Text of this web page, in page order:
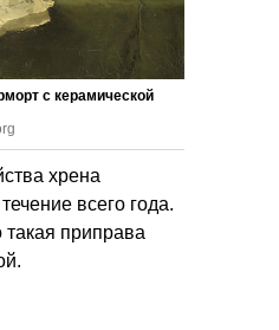
с керамической
хрена
всего года.
такая приправа